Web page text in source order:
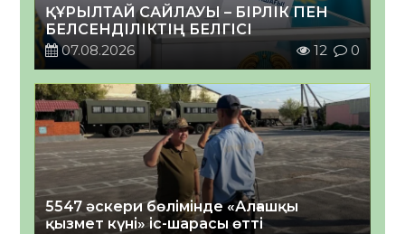
ҚҰРЫЛТАЙ САЙЛАУЫ – БІРЛІК ПЕН
БЕЛСЕНДІЛІКТІҢ БЕЛГІСІ
07.08.2026
12 0
5547 әскери бөлімінде «Алғашқы
қызмет күні» іс-шарасы өтті